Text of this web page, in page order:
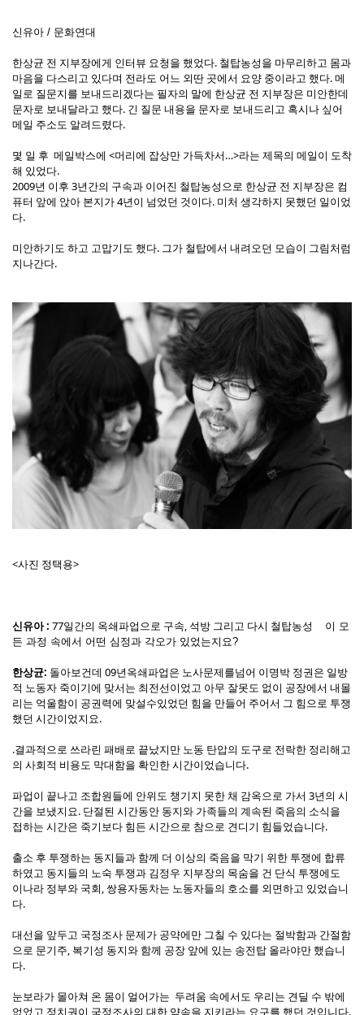
신유아 / 문화연대
한상균 전 지부장에게 인터뷰 요청을 했었다. 철탑농성을 마무리하고 몸과
마음을 다스리고 있다며 전라도 어느 외딴 곳에서 요양 중이라고 했다. 메
일로 질문지를 보내드리겠다는 필자의 말에 한상균 전 지부장은 미안한데
문자로 보내달라고 했다. 긴 질문 내용을 문자로 보내드리고 혹시나 싶어
메일 주소도 알려드렸다.
몇 일 후 메일박스에 <머리에 잡상만 가득차서…>라는 제목의 메일이 도착
해 있었다.
2009년 이후 3년간의 구속과 이어진 철탑농성으로 한상균 전 지부장은 컴
퓨터 앞에 앉아 본지가 4년이 넘었던 것이다. 미처 생각하지 못했던 일이었
다.
미안하기도 하고 고맙기도 했다. 그가 철탑에서 내려오던 모습이 그림처럼
지나간다.
<사진 정택용>
신유아 : 77일간의 옥쇄파업으로 구속, 석방 그리고 다시 철탑농성
이 모
든 과정 속에서 어떤 심정과 각오가 있었는지요?
한상균: 돌아보건데 09년옥쇄파업은 노사문제를넘어 이명박 정권은 일방
적 노동자 죽이기에 맞서는 최전선이었고 아무 잘못도 없이 공장에서 내몰
리는 억울함이 공권력에 맞설수있었던 힘을 만들어 주어서 그 힘으로 투쟁
했던 시간이었지요.
.결과적으로 쓰라린 패배로 끝났지만 노동 탄압의 도구로 전락한 정리해고
의 사회적 비용도 막대함을 확인한 시간이었습니다.
파업이 끝나고 조합원들에 안위도 챙기지 못한 채 감옥으로 가서 3년의 시
간을 보냈지요. 단절된 시간동안 동지와 가족들의 계속된 죽음의 소식을
접하는 시간은 죽기보다 힘든 시간으로 참으로 견디기 힘들었습니다.
출소 후 투쟁하는 동지들과 함께 더 이상의 죽음을 막기 위한 투쟁에 합류
하였고 동지들의 노숙 투쟁과 김정우 지부장의 목숨을 건 단식 투쟁에도
이나라 정부와 국회, 쌍용자동차는 노동자들의 호소를 외면하고 있었습니
다.
대선을 앞두고 국정조사 문제가 공약에만 그칠 수 있다는 절박함과 간절함
으로 문기주, 복기성 동지와 함께 공장 앞에 있는 송전탑 올라야만 했습니
다.
눈보라가 몰아쳐 온 몸이 얼어가는 두려움 속에서도 우리는 견딜 수 밖에
없었고 정치권이 국정조사의 대한 약속을 지키라는 요구를 했던 것입니다.